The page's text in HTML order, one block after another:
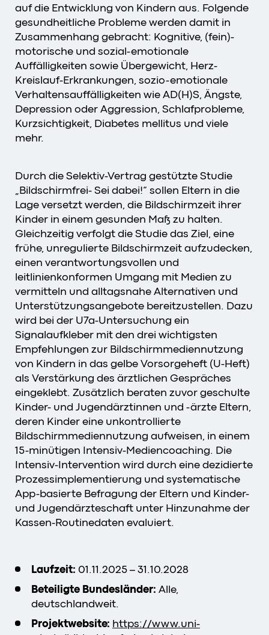
auf die Entwicklung von Kindern aus. Folgende
gesundheitliche Probleme werden damit in
Zusammenhang gebracht: Kognitive, (fein)-
motorische und sozial-emotionale
Auffälligkeiten sowie Übergewicht, Herz-
Kreislauf-Erkrankungen, sozio-emotionale
Verhaltensauffälligkeiten wie AD(H)S, Ängste,
Depression oder Aggression, Schlafprobleme,
Kurzsichtigkeit, Diabetes mellitus und viele
mehr.
Durch die Selektiv-Vertrag gestützte Studie
„Bildschirmfrei- Sei dabei!“ sollen Eltern in die
Lage versetzt werden, die Bildschirmzeit ihrer
Kinder in einem gesunden Maß zu halten.
Gleichzeitig verfolgt die Studie das Ziel, eine
frühe, unregulierte Bildschirmzeit aufzudecken,
einen verantwortungsvollen und
leitlinienkonformen Umgang mit Medien zu
vermitteln und alltagsnahe Alternativen und
Unterstützungsangebote bereitzustellen. Dazu
wird bei der U7a-Untersuchung ein
Signalaufkleber mit den drei wichtigsten
Empfehlungen zur Bildschirmmediennutzung
von Kindern in das gelbe Vorsorgeheft (U-Heft)
als Verstärkung des ärztlichen Gespräches
eingeklebt. Zusätzlich beraten zuvor geschulte
Kinder- und Jugendärztinnen und -ärzte Eltern,
deren Kinder eine unkontrollierte
Bildschirmmediennutzung aufweisen, in einem
15-minütigen Intensiv-Mediencoaching. Die
Intensiv-Intervention wird durch eine dezidierte
Prozessimplementierung und systematische
App-basierte Befragung der Eltern und Kinder-
und Jugendärzteschaft unter Hinzunahme der
Kassen-Routinedaten evaluiert.
Laufzeit: 01.11.2025 – 31.10.2028
Beteiligte Bundesländer: Alle,
deutschlandweit.
Projektwebsite: https://www.uni-